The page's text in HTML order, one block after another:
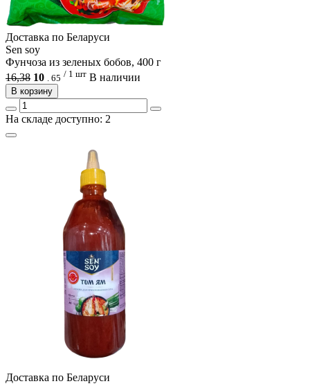
Доcтавка по Беларуси
Sen soy
Фунчоза из зеленых бобов, 400 г
16,38 10 . 65 / 1 шт В наличии
В корзину
На складе доступно: 2
Доcтавка по Беларуси